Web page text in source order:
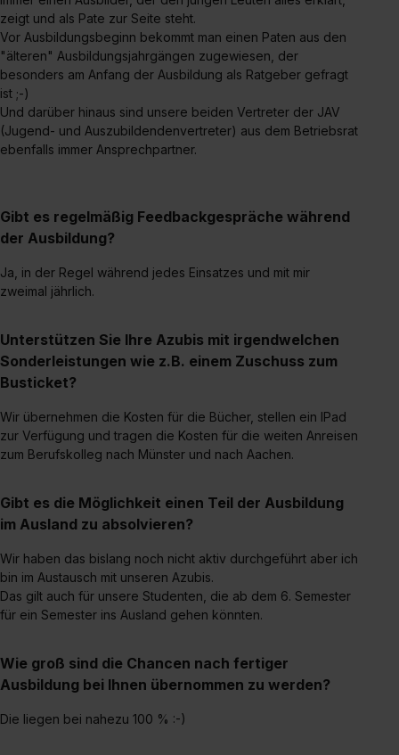
angemessenes Datenschutzniveau (EuGH – Schrems
II). Du kannst die von dir erteilte Einwilligung jederzeit mit
Wirkung für die Zukunft ganz oder teilweise über unsere
Datenschutzerklärung unter dem Punkt „Datenschutz-
Einstellungen“ widerrufen. Weitere Informationen zu den
einzelnen Cookies findest du durch Klick auf „Details
zeigen“. Weitere Informationen:Datenschutzerklärung
Impressum .
zeigt und als Pate zur Seite steht.
Vor Ausbildungsbeginn bekommt man einen Paten aus den
"älteren" Ausbildungsjahrgängen zugewiesen, der
besonders am Anfang der Ausbildung als Ratgeber gefragt
ist ;-)
Und darüber hinaus sind unsere beiden Vertreter der JAV
(Jugend- und Auszubildendenvertreter) aus dem Betriebsrat
ebenfalls immer Ansprechpartner.
Gibt es regelmäßig Feedbackgespräche während
der Ausbildung?
Ja, in der Regel während jedes Einsatzes und mit mir
zweimal jährlich.
Unterstützen Sie Ihre Azubis mit irgendwelchen
Sonderleistungen wie z.B. einem Zuschuss zum
Busticket?
Wir übernehmen die Kosten für die Bücher, stellen ein IPad
zur Verfügung und tragen die Kosten für die weiten Anreisen
zum Berufskolleg nach Münster und nach Aachen.
Gibt es die Möglichkeit einen Teil der Ausbildung
im Ausland zu absolvieren?
Wir haben das bislang noch nicht aktiv durchgeführt aber ich
bin im Austausch mit unseren Azubis.
Das gilt auch für unsere Studenten, die ab dem 6. Semester
für ein Semester ins Ausland gehen könnten.
Wie groß sind die Chancen nach fertiger
Ausbildung bei Ihnen übernommen zu werden?
Die liegen bei nahezu 100 % :-)